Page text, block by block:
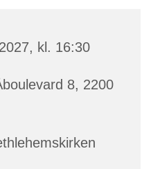
kl. 16:30
8, 2200